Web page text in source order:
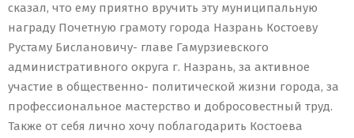
сказал, что ему приятно вручить эту муниципальную
награду Почетную грамоту города Назрань Костоеву
Рустаму Бислановичу- главе Гамурзиевского
административного округа г. Назрань, за активное
участие в общественно- политической жизни города, за
профессиональное мастерство и добросовестный труд.
Также от себя лично хочу поблагодарить Костоева